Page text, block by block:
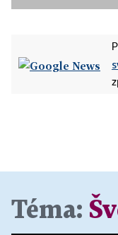
Téma: